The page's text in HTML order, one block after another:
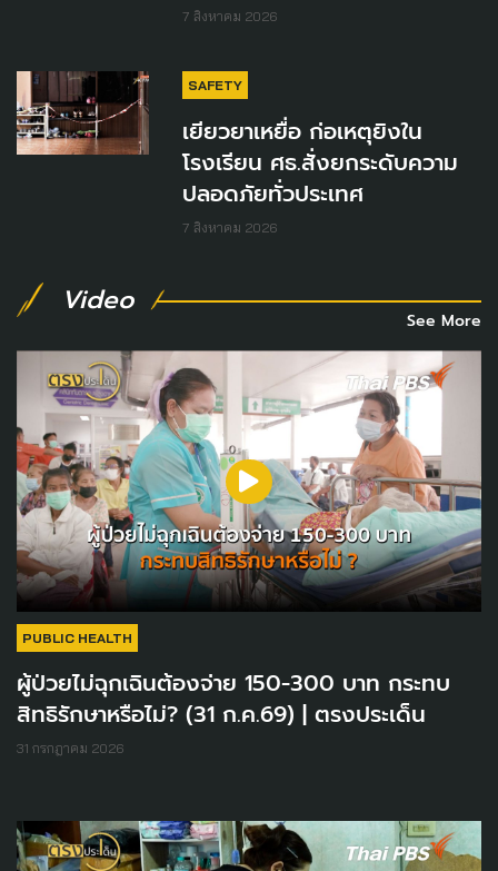
7 สิงหาคม 2026
SAFETY
เยียวยาเหยื่อ ก่อเหตุยิงใน
โรงเรียน ศธ.สั่งยกระดับความ
ปลอดภัยทั่วประเทศ
7 สิงหาคม 2026
Video
See More
PUBLIC HEALTH
ผู้ป่วยไม่ฉุกเฉินต้องจ่าย 150-300 บาท กระทบ
สิทธิรักษาหรือไม่? (31 ก.ค.69) | ตรงประเด็น
31 กรกฎาคม 2026